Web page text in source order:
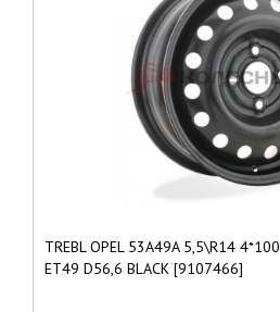
TREBL OPEL 53A49A 5,5\R14 4*100
ET49 D56,6 BLACK [9107466]